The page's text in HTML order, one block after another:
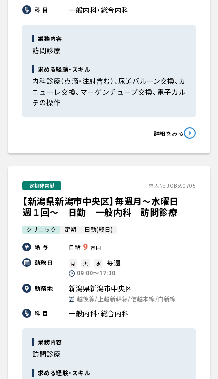
科 目
一般内科・総合内科
業務内容
訪問診療
求める経験・スキル
内科診療（点滴・注射含む）、尿道バルーン交換、カ
ニューレ交換、マーゲンチューブ交換、電子カル
テの操作
詳細をみる
定期非常勤 求人No.JOB590705
【新潟県新潟市中央区】毎週月～水曜日
週１回～ 日勤 一般内科 訪問診療
クリニック 定期 日勤(終日)
給 与 日給 9 万円
勤務日 月 火 水 毎週
09:00〜17:00
勤務地 新潟県新潟市中央区
越後線/上越新幹線/信越本線/白新線
科 目
一般内科・総合内科
業務内容
訪問診療
求める経験・スキル